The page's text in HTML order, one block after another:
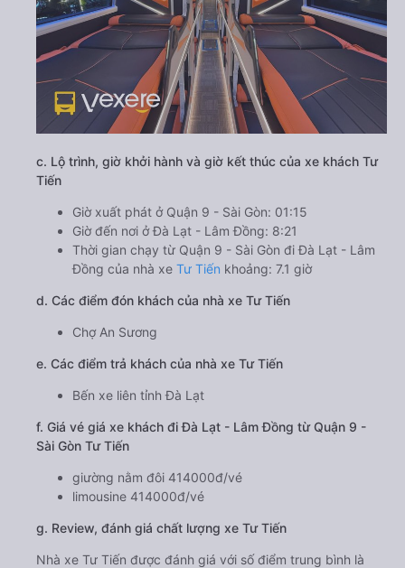
c. Lộ trình, giờ khởi hành và giờ kết thúc của xe khách Tư
Tiến
Giờ xuất phát ở Quận 9 - Sài Gòn: 01:15
Giờ đến nơi ở Đà Lạt - Lâm Đồng: 8:21
Thời gian chạy từ Quận 9 - Sài Gòn đi Đà Lạt - Lâm
Đồng của nhà xe Tư Tiến khoảng: 7.1 giờ
d. Các điểm đón khách của nhà xe Tư Tiến
Chợ An Sương
e. Các điểm trả khách của nhà xe Tư Tiến
Bến xe liên tỉnh Đà Lạt
f. Giá vé giá xe khách đi Đà Lạt - Lâm Đồng từ Quận 9 -
Sài Gòn Tư Tiến
giường nằm đôi 414000đ/vé
limousine 414000đ/vé
g. Review, đánh giá chất lượng xe Tư Tiến
Nhà xe Tư Tiến được đánh giá với số điểm trung bình là